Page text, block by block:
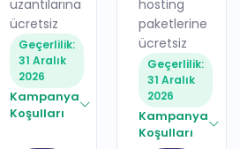
uzantılarına
ücretsiz
Geçerlilik:
31 Aralık
2026
Kampanya
Koşulları
hosting
paketlerine
ücretsiz
Geçerlilik:
31 Aralık
2026
Kampanya
Koşulları